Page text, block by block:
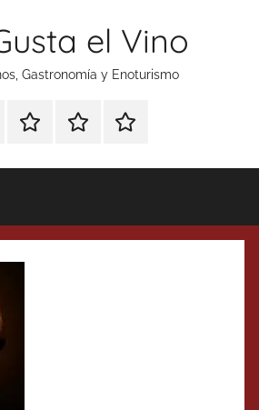
el Vino
Gastronomía y Enoturismo
Enoturismo
Gastronomía
RankingContacto